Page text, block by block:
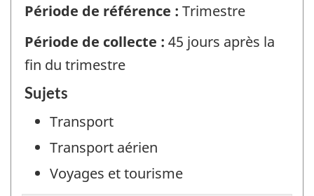
Période de référence : Trimestre
Période de collecte : 45 jours après la
fin du trimestre
Sujets
Transport
Transport aérien
Voyages et tourisme